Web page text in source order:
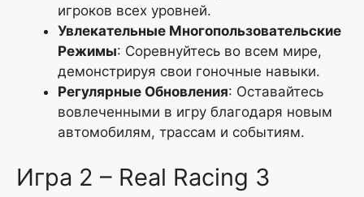
игроков всех уровней.
Увлекательные Многопользовательские
Режимы: Соревнуйтесь во всем мире,
демонстрируя свои гоночные навыки.
Регулярные Обновления: Оставайтесь
вовлеченными в игру благодаря новым
автомобилям, трассам и событиям.
Игра 2 – Real Racing 3